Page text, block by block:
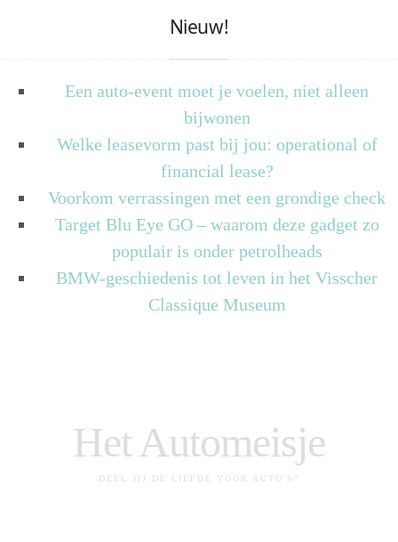
Nieuw!
Een auto-event moet je voelen, niet alleen
bijwonen
Welke leasevorm past bij jou: operational of
financial lease?
Voorkom verrassingen met een grondige check
Target Blu Eye GO – waarom deze gadget zo
populair is onder petrolheads
BMW-geschiedenis tot leven in het Visscher
Classique Museum
Het Automeisje
DEEL JIJ DE LIEFDE VOOR AUTO'S?